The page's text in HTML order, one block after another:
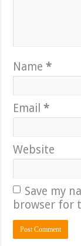
Name*
Email*
Website
Save my
browser for